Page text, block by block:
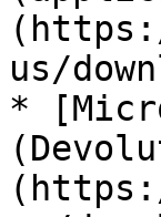
us/
*